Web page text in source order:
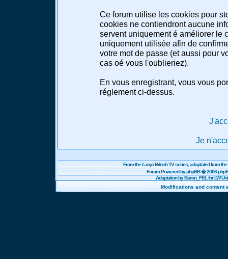
Ce forum utilise les cookies pour
cookies ne contiendront aucune
servent uniquement é améliorer le
uniquement utilisée afin de
votre mot de passe (et aussi pour
cas oé vous l'oublieriez).
En vous enregistrant, vous vous
réglement ci-dessus.
Je
From theLargo WinchTV series, adaptated from
Forum Powered byphpBB� 2006
Adaptation by Baron_FEL for LW
Modifications and content